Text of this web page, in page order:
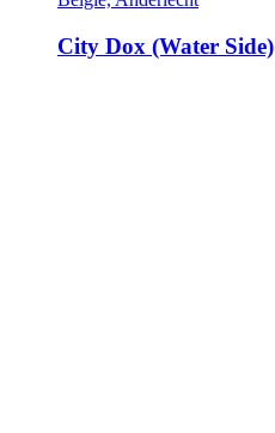
City Dox (Water Side)